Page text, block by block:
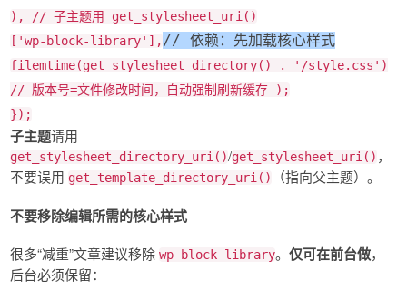
), // 子主题用 get_stylesheet_uri ()
[ 'wp-block-library' ],// 依赖：先加载核心样式
filemtime(get_stylesheet_directory() . '/style.css' )
// 版本号=文件修改时间，自动强制刷新缓存 );
});
子主题请用
get_stylesheet_directory_uri()/get_stylesheet_uri() ，
不要误用 get_template_directory_uri() （指向父主题）。
不要移除编辑所需的核心样式
很多“减重”文章建议移除 wp-block-library。 仅可在前台做，
后台必须保留：